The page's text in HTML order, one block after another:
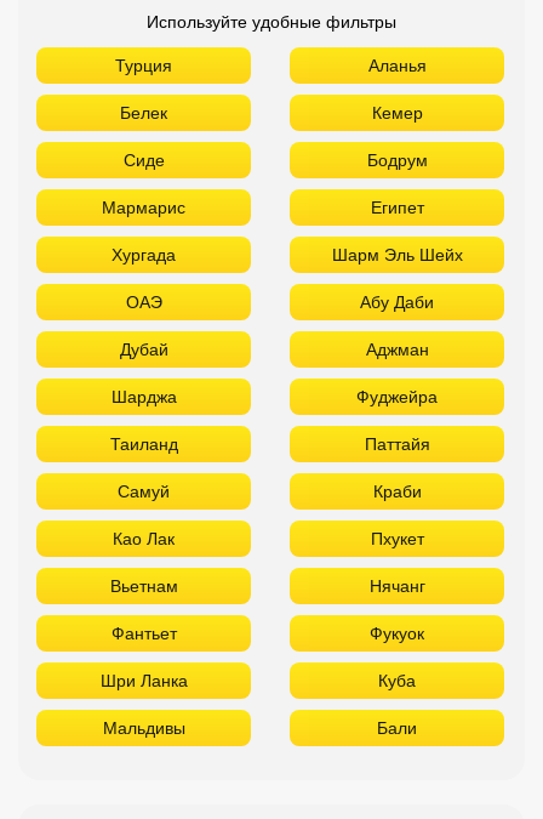
Используйте удобные фильтры
Турция Аланья
Белек Кемер
Сиде Бодрум
Мармарис Египет
Хургада Шарм Эль Шейх
ОАЭ Абу Даби
Дубай Аджман
Шарджа Фуджейра
Таиланд Паттайя
Самуй Краби
Као Лак Пхукет
Вьетнам Нячанг
Фантьет Фукуок
Шри Ланка Куба
Мальдивы Бали